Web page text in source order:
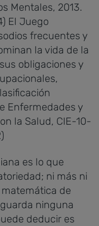
Mentales, 2013.
El Juego
frecuentes y
la vida de la
obligaciones y
Enfermedades y
la Salud, CIE-10-
es lo que
ni más ni
de
ninguna
deducir es